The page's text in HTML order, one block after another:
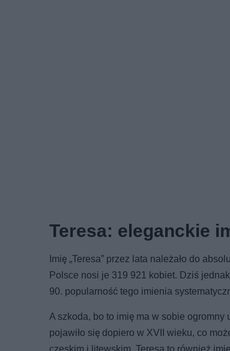
Teresa: eleganckie
Imię „Teresa” przez lata należało do
Polsce nosi je 319 921 kobiet. Dziś
90. popularność tego imienia
A szkoda, bo to imię ma w sobie
pojawiło się dopiero w XVII wieku, co